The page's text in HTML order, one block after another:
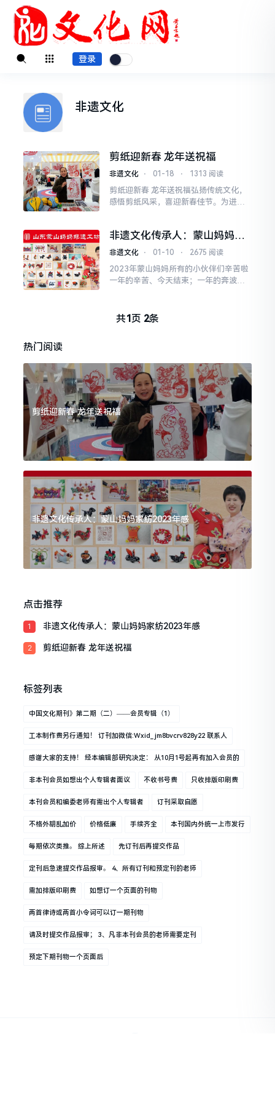
登录
非遗文化
剪纸迎新春 龙年送祝福
非遗文化 ⋅ 01-18 ⋅ 1313 阅读
剪纸迎新春 龙年送祝福弘扬传统文化，
感悟剪纸风采，喜迎新春佳节。为进一
日气氛，近日，兰山区兰山街道南沙埠
村城管协管分队组织开展“剪纸迎新春，
邀请了省级非遗剪纸传承人李玲老师现
场指导。随着“咔擦咔擦...
非遗文化传承人：蒙山妈妈家
纺2023年感恩拜谢感言
非遗文化 ⋅ 01-10 ⋅ 2675 阅读
2023年蒙山妈妈所有的小伙伴们辛苦啦
一年的辛苦、今天结束；一年的奔波、
点，新年，新气象，新征程。祝福伟大
想事成！尊敬的各位领...
共1页 2条
热门阅读
剪纸迎新春 龙年送祝福
非遗文化传承人：蒙山妈妈家纺2023年感
点击推荐
1 非遗文化传承人：蒙山妈妈家纺2023年感
2 剪纸迎新春 龙年送祝福
标签列表
中国文化期刊》第二期（二）——会员专辑（1）
工本制作费另行通知！ 订刊加微信:wxid_jm8bvcrv828y22 联系人
感谢大家的支持！ 经本编辑部研究决定： 从10月1号起再有加入会员的
非本刊会员如想出个人专辑者面议 不收书号费 只收排版印刷费
本刊会员和编委老师有需出个人专辑者 订刊采取自愿
不格外胡乱加价 价格低廉 手续齐全 本刊国内外统一上市发行
每期依次类推。 综上所述 先订刊后再提交作品
定刊后急速提交作品报审。 4、所有订刊和预定刊的老师
需加排版印刷费 如想订一个页面的刊物
两首律诗或两首小令词可以订一期刊物
请及时提交作品报审； 3、凡非本刊会员的老师需要定刊
预定下期刊物一个页面后